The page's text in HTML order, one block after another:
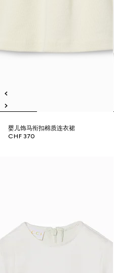
婴儿饰马衔扣棉质连衣裙
CHF 370